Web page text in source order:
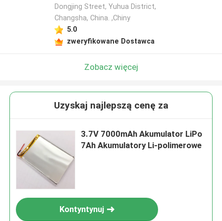
Dongjing Street, Yuhua District,
Changsha, China. ,Chiny
5.0
zweryfikowane Dostawca
Zobacz więcej
Uzyskaj najlepszą cenę za
3.7V 7000mAh Akumulator LiPo
7Ah Akumulatory Li-polimerowe
Kontyntynuj